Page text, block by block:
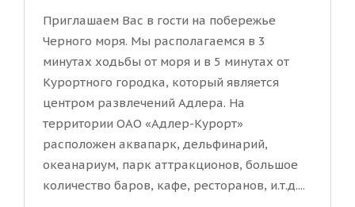
Приглашаем Вас в гости на побережье
Черного моря. Мы располагаемся в 3
минутах ходьбы от моря и в 5 минутах от
Курортного городка, который является
центром развлечений Адлера. На
территории ОАО «Адлер-Курорт»
расположен аквапарк, дельфинарий,
океанариум, парк аттракционов, большое
количество баров, кафе, ресторанов, и.т.д....